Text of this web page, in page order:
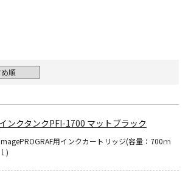
インクタンクPFI-1700 マットブラック
用インクカートリッジ(容量：700ｍ
ｌ)